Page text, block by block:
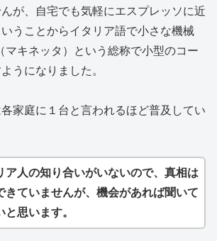
が、自宅でも気軽にエスプレッソに近
うことからイタリア語で小さな機械
マキネッタ）という総称で小型のコー
うになりました。
家庭に１台と言われるほど普及してい
ア人の知り合いがいないので、真相は
きていませんが、機会があれば聞いて
と思います。